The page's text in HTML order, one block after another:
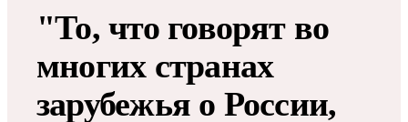
"То, что говорят во
многих странах
зарубежья о России,